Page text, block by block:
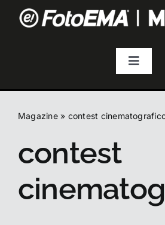
Toggle
Fotografia
Magazine» contest
contest